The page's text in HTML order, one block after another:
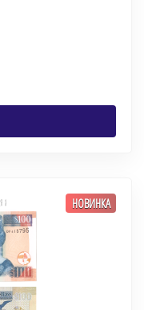
НОВИНКА